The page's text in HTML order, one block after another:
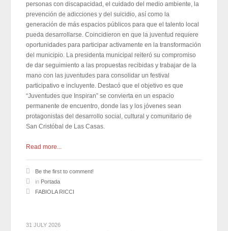
personas con discapacidad, el cuidado del medio ambiente, la
prevención de adicciones y del suicidio, así como la
generación de más espacios públicos para que el talento local
pueda desarrollarse. Coincidieron en que la juventud requiere
oportunidades para participar activamente en la transformación
del municipio. La presidenta municipal reiteró su compromiso
de dar seguimiento a las propuestas recibidas y trabajar de la
mano con las juventudes para consolidar un festival
participativo e incluyente. Destacó que el objetivo es que
“Juventudes que Inspiran” se convierta en un espacio
permanente de encuentro, donde las y los jóvenes sean
protagonistas del desarrollo social, cultural y comunitario de
San Cristóbal de Las Casas.
Read more...
Be the first to comment!
in Portada
FABIOLA RICCI
31 JULY 2026